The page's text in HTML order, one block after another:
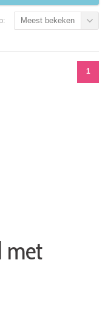
Meest bekeken
1
met